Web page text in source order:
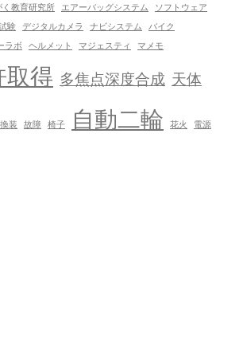
く教育研究所 エアーバッグシステム
ソフトウェア
験 デジタルカメラ ナビシステム
バイク
ラボ ヘルメット マジェスティ マメモ
取得 多焦点深度合成 天体
換装 故障 椅子 自動二輪 花火 電源